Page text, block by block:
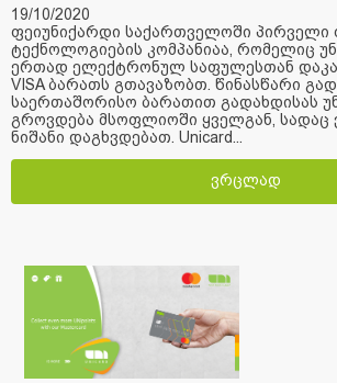
19/10/2020
ფეიუნიქარდი საქართველოში პირველი
ტექნოლოგიების კომპანიაა, რომელიც
ერთად ელექტრონულ საფულესთან
VISA ბარათს გთავაზობთ. წინასწარი
საერთაშორისო ბარათით გადახდისას
გროვდება მსოფლიოში ყველგან, სადაც
ნიშანი დაგხვდებათ. Unicard...
ვრცლად